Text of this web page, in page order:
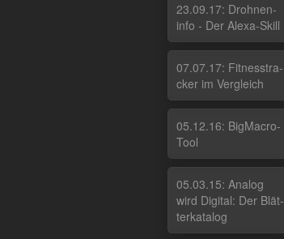
23.09.17: Droh­nen­
in­fo - Der Ale­xa-Skill
07.07.17: Fit­nes­stra­
cker im Ver­g­leich
05.12.16: Big­Macro­
Tool
05.03.15: Ana­log
wird Di­gi­tal: Der Blät­
ter­ka­ta­log